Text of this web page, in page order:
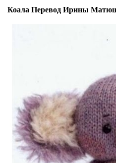
Коала Перевод Ирины